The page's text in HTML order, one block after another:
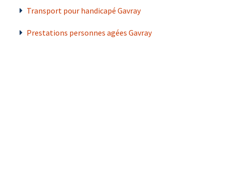
Transport pour handicapé Gavray
Prestations personnes agées Gavray